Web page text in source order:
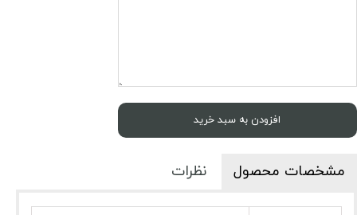
افزودن به سبد خرید
مشخصات محصول نظرات